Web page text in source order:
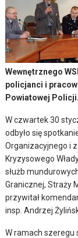
Wewnętrznego
policjanci i
Powiatowej Policji.
W czwartek 30
odbyło się
Organizacyjnego i
Kryzysowego
służb
Granicznej, Straży
przywitał
insp. Andrzej
W ramach szeregu